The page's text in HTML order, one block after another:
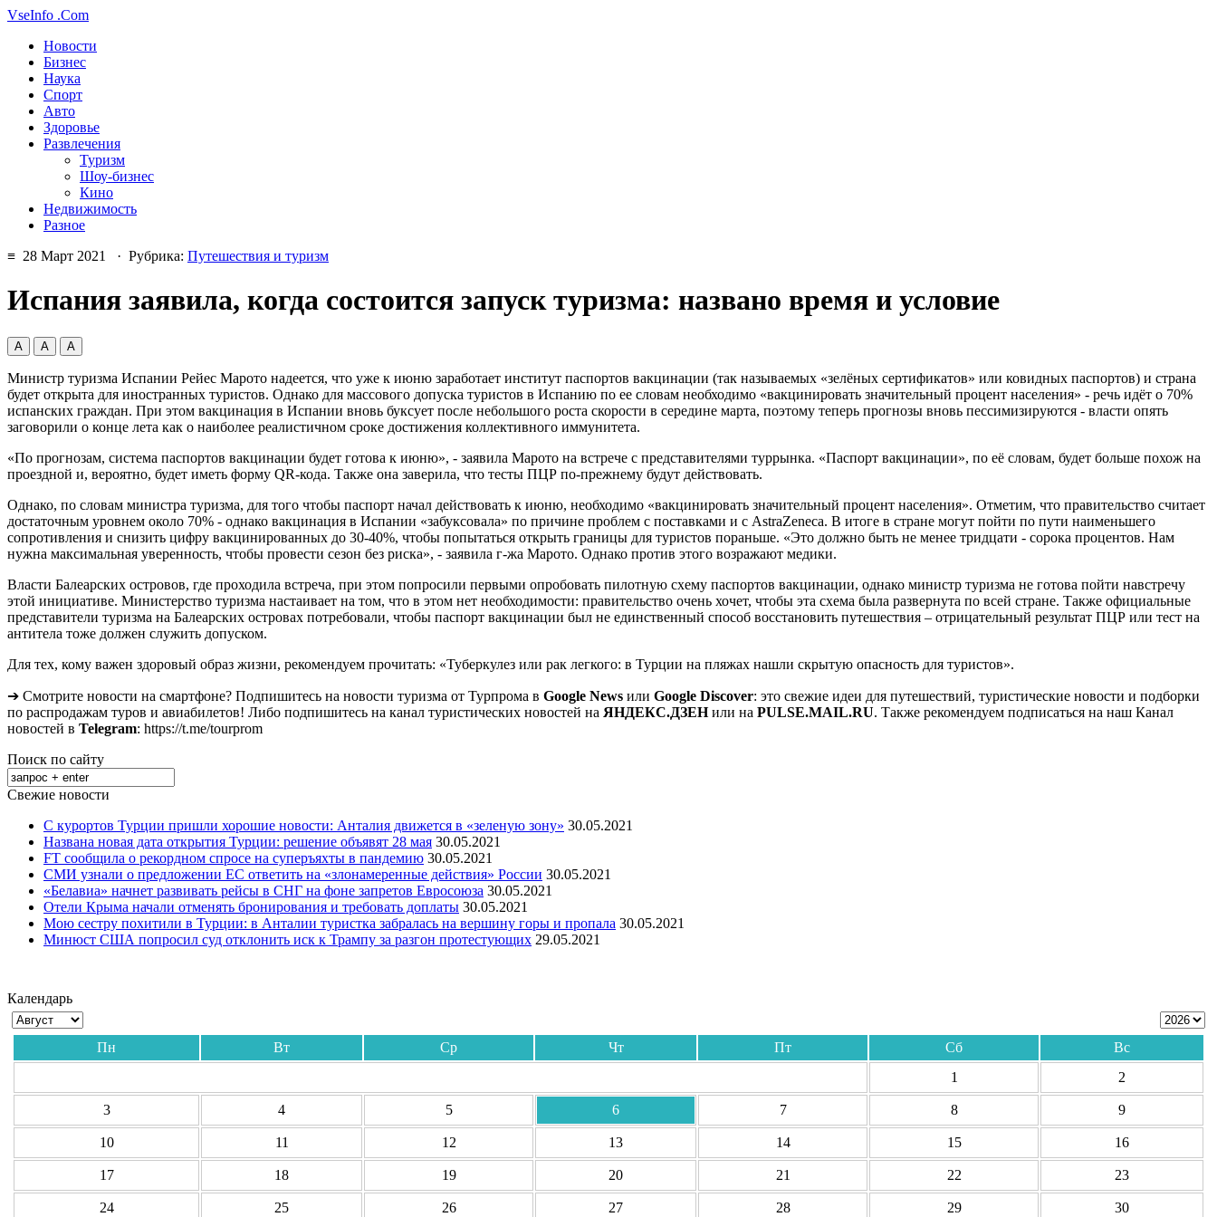
VseInfo .Com
Новости
Бизнес
Наука
Спорт
Авто
Здоровье
Развлечения
Туризм
Шоу-бизнес
Кино
Недвижимость
Разное
≡ 28 Март 2021 · Рубрика: Путешествия и туризм
Испания заявила, когда состоится запуск туризма: названо время и условие
А А А
Министр туризма Испании Рейес Марото надеется, что уже к июню заработает институт паспортов вакцинации (так называемых «зелёных сертификатов» или ковидных паспортов) и страна
будет открыта для иностранных туристов. Однако для массового допуска туристов в Испанию по ее словам необходимо «вакцинировать значительный процент населения» - речь идёт о 70%
испанских граждан. При этом вакцинация в Испании вновь буксует после небольшого роста скорости в середине марта, поэтому теперь прогнозы вновь пессимизируются - власти опять
заговорили о конце лета как о наиболее реалистичном сроке достижения коллективного иммунитета.
«По прогнозам, система паспортов вакцинации будет готова к июню», - заявила Марото на встрече с представителями туррынка. «Паспорт вакцинации», по её словам, будет больше похож на
проездной и, вероятно, будет иметь форму QR-кода. Также она заверила, что тесты ПЦР по-прежнему будут действовать.
Однако, по словам министра туризма, для того чтобы паспорт начал действовать к июню, необходимо «вакцинировать значительный процент населения». Отметим, что правительство считает
достаточным уровнем около 70% - однако вакцинация в Испании «забуксовала» по причине проблем с поставками и с AstraZeneca. В итоге в стране могут пойти по пути наименьшего
сопротивления и снизить цифру вакцинированных до 30-40%, чтобы попытаться открыть границы для туристов пораньше. «Это должно быть не менее тридцати - сорока процентов. Нам
нужна максимальная уверенность, чтобы провести сезон без риска», - заявила г-жа Марото. Однако против этого возражают медики.
Власти Балеарских островов, где проходила встреча, при этом попросили первыми опробовать пилотную схему паспортов вакцинации, однако министр туризма не готова пойти навстречу
этой инициативе. Министерство туризма настаивает на том, что в этом нет необходимости: правительство очень хочет, чтобы эта схема была развернута по всей стране. Также официальные
представители туризма на Балеарских островах потребовали, чтобы паспорт вакцинации был не единственный способ восстановить путешествия – отрицательный результат ПЦР или тест на
антитела тоже должен служить допуском.
Для тех, кому важен здоровый образ жизни, рекомендуем прочитать: «Туберкулез или рак легкого: в Турции на пляжах нашли скрытую опасность для туристов».
➔ Смотрите новости на смартфоне? Подпишитесь на новости туризма от Турпрома в Google News или Google Discover: это свежие идеи для путешествий, туристические новости и подборки
по распродажам туров и авиабилетов! Либо подпишитесь на канал туристических новостей на ЯНДЕКС.ДЗЕНили на PULSE.MAIL.RU. Также рекомендуем подписаться на наш Канал
новостей в Telegram: https://t.me/tourprom
Поиск по сайту
Свежие новости
С курортов Турции пришли хорошие новости: Анталия движется в «зеленую зону» 30.05.2021
Названа новая дата открытия Турции: решение объявят 28 мая 30.05.2021
FT сообщила о рекордном спросе на суперъяхты в пандемию 30.05.2021
СМИ узнали о предложении ЕС ответить на «злонамеренные действия» России 30.05.2021
«Белавиа» начнет развивать рейсы в СНГ на фоне запретов Евросоюза 30.05.2021
Отели Крыма начали отменять бронирования и требовать доплаты 30.05.2021
Мою сестру похитили в Турции: в Анталии туристка забралась на вершину горы и пропала 30.05.2021
Минюст США попросил суд отклонить иск к Трампу за разгон протестующих 29.05.2021
Календарь
Пн Вт Ср Чт Пт Сб
Вс
1
2
3 4 5 6 7 8 9
10 11 12 13 14 15 16
17 18 19 20 21 22 23
24 25 26 27 28 29 30